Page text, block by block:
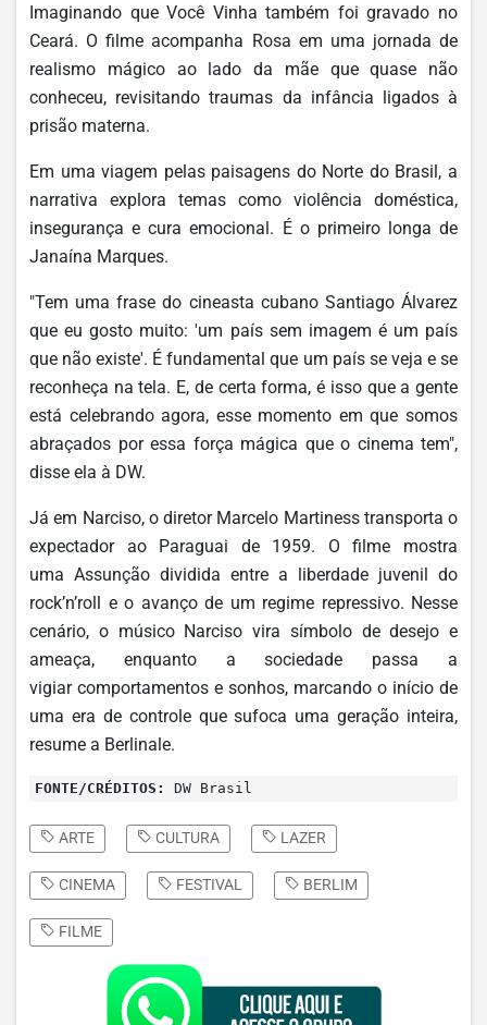
Imaginando que Você Vinha também foi gravado no
Ceará. O filme acompanha Rosa em uma jornada de
realismo mágico ao lado da mãe que quase não
conheceu, revisitando traumas da infância ligados à
prisão materna.
Em uma viagem pelas paisagens do Norte do Brasil, a
narrativa explora temas como violência doméstica,
insegurança e cura emocional. É o primeiro longa de
Janaína Marques.
"Tem uma frase do cineasta cubano Santiago Álvarez
que eu gosto muito: 'um país sem imagem é um país
que não existe'. É fundamental que um país se veja e se
reconheça na tela. E, de certa forma, é isso que a gente
está celebrando agora, esse momento em que somos
abraçados por essa força mágica que o cinema tem",
disse ela à DW.
Já em Narciso, o diretor Marcelo Martiness transporta o
expectador ao Paraguai de 1959. O filme mostra
uma Assunção dividida entre a liberdade juvenil do
rock’n’roll e o avanço de um regime repressivo. Nesse
cenário, o músico Narciso vira símbolo de desejo e
ameaça, enquanto a sociedade passa a
vigiar comportamentos e sonhos, marcando o início de
uma era de controle que sufoca uma geração inteira,
resume a Berlinale.
FONTE/CRÉDITOS: DW Brasil
ARTE CULTURA LAZER
CINEMA FESTIVAL BERLIM
FILME